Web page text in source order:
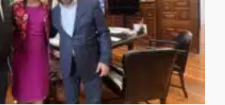
con orden y tranquilidad
el proceso electoral
extraordinario de Santiago
Xanica: Jesús Romero
7 agosto 2026